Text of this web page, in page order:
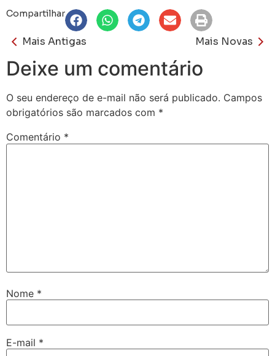
Compartilhar
Mais Antigas Mais Novas
Deixe um comentário
O seu endereço de e-mail não será publicado. Campos
obrigatórios são marcados com *
Comentário *
Nome *
E-mail *